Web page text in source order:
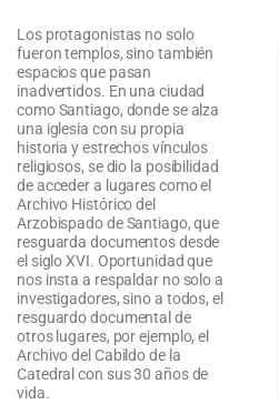
Los protagonistas no solo
fueron templos, sino también
espacios que pasan
inadvertidos. En una ciudad
como Santiago, donde se alza
una iglesia con su propia
historia y estrechos vínculos
religiosos, se dio la posibilidad
de acceder a lugares como el
Archivo Histórico del
Arzobispado de Santiago, que
resguarda documentos desde
el siglo XVI. Oportunidad que
nos insta a respaldar no solo a
investigadores, sino a todos, el
resguardo documental de
otros lugares, por ejemplo, el
Archivo del Cabildo de la
Catedral con sus 30 años de
vida.